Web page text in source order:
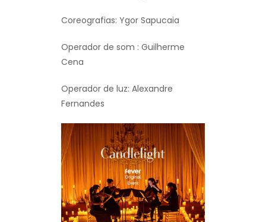
Coreografias: Ygor Sapucaia
Operador de som : Guilherme
Cena
Operador de luz: Alexandre
Fernandes